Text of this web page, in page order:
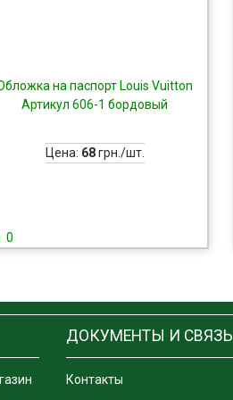
на паспорт Louis Vuitton
Артикул 606-1 бордовый
Цена: 68грн./шт.
0
ДОКУМЕНТЫ И СВЯЗЬ
Контакты